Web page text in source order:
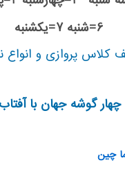
6=شنبه 7=یکشنبه
کلاس پروازی و انواع
چهار گوشه جهان با
چین